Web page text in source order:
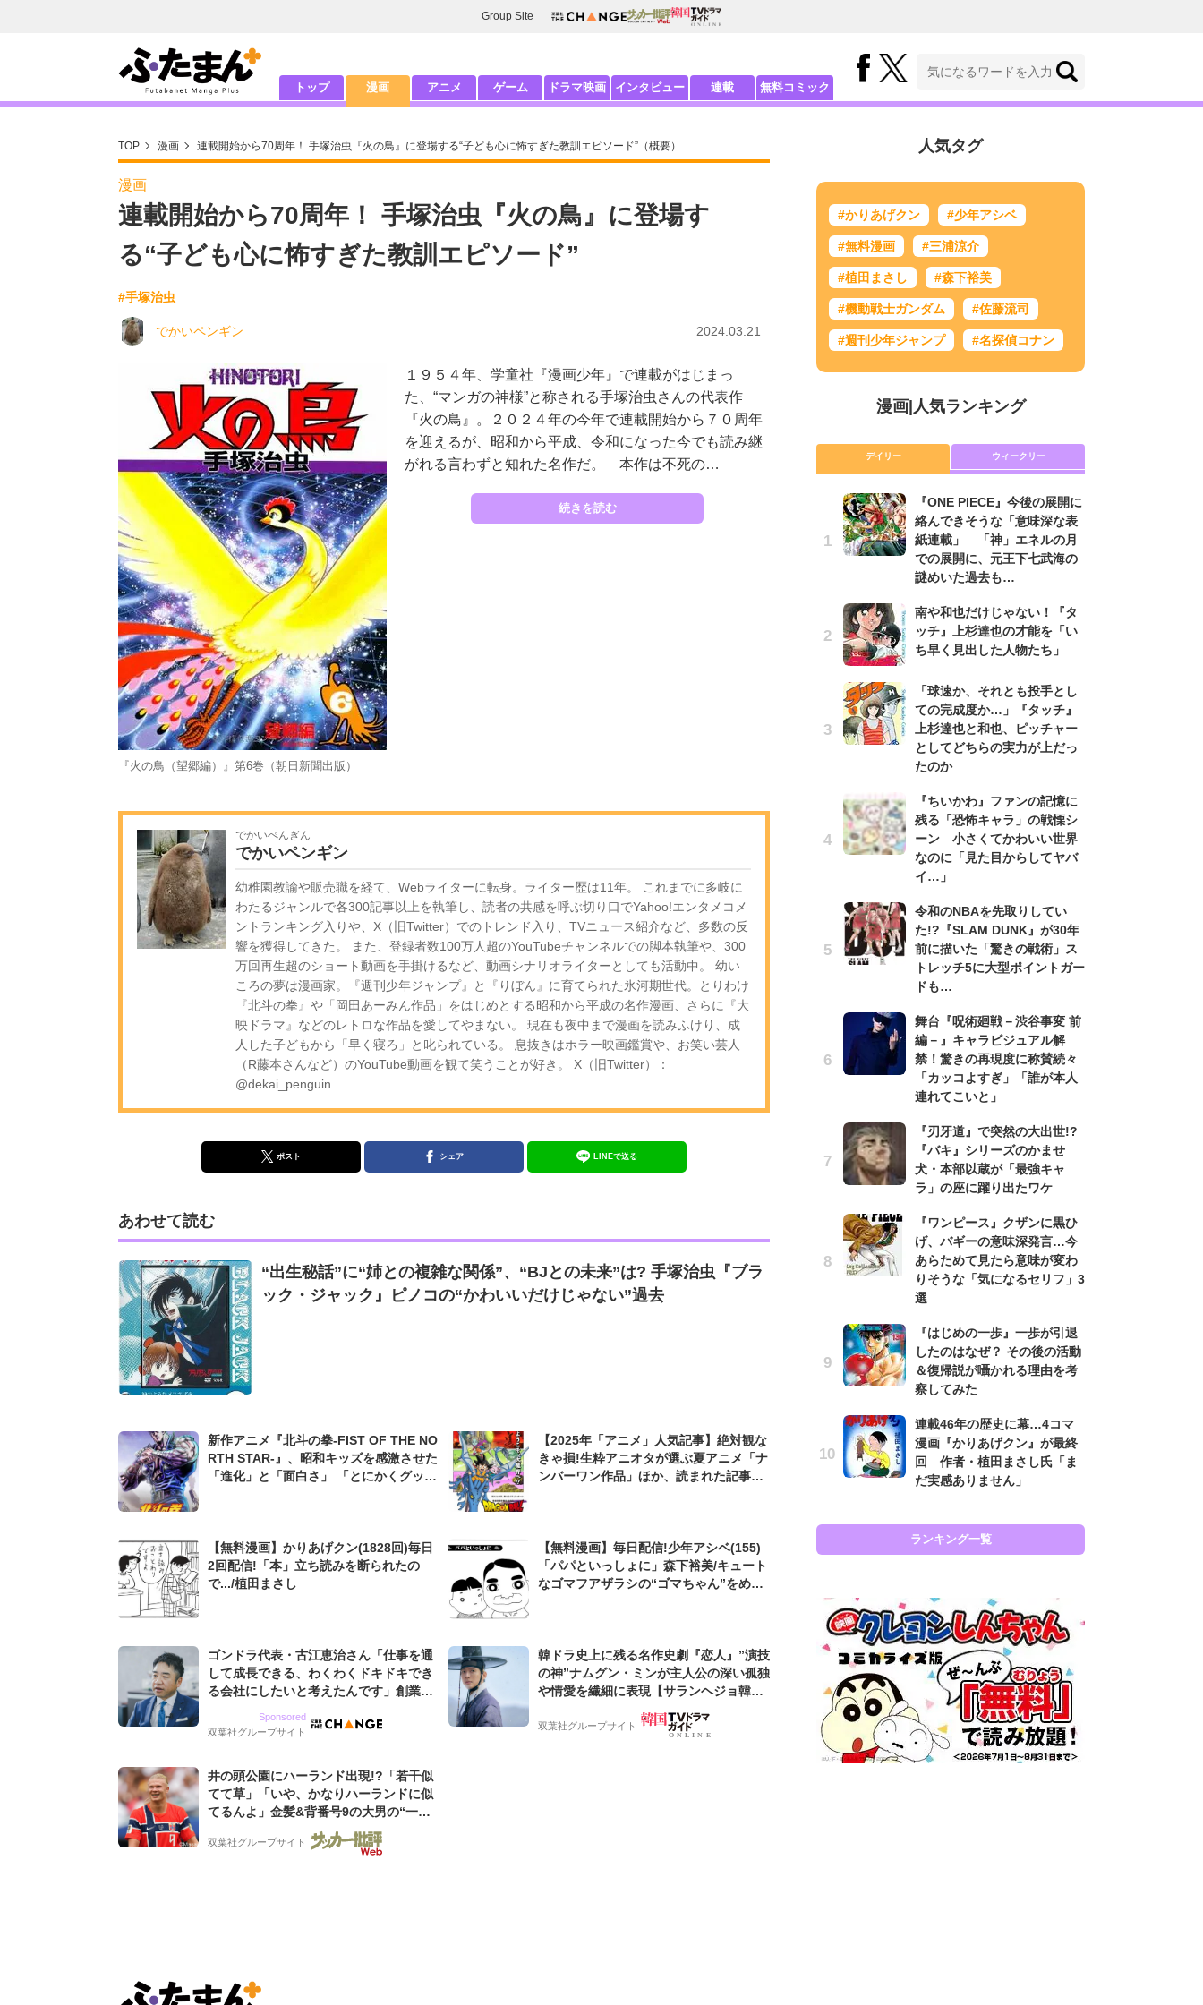
Group Site
トップ 漫画 アニメ ゲーム ドラマ映画 インタビュー 連載 無料コミック
TOP 漫画 連載開始から70周年！ 手塚治虫『火の鳥』に登場する“子ども心に怖すぎた教訓エピソード”（概要）
漫画
連載開始から70周年！ 手塚治虫『火の鳥』に登場す
る“子ども心に怖すぎた教訓エピソード”
#手塚治虫
でかいペンギン 2024.03.21
『火の鳥（望郷編）』第6巻（朝日新聞出版）
１９５４年、学童社『漫画少年』で連載がはじまっ
た、“マンガの神様”と称される手塚治虫さんの代表作
『火の鳥』。２０２４年の今年で連載開始から７０周年
を迎えるが、昭和から平成、令和になった今でも読み継
がれる言わずと知れた名作だ。 本作は不死の…
続きを読む
でかいぺんぎん
でかいペンギン
幼稚園教諭や販売職を経て、Webライターに転身。ライター歴は11年。 これまでに多岐に
わたるジャンルで各300記事以上を執筆し、読者の共感を呼ぶ切り口でYahoo!エンタメコメ
ントランキング入りや、X（旧Twitter）でのトレンド入り、TVニュース紹介など、多数の反
響を獲得してきた。 また、登録者数100万人超のYouTubeチャンネルでの脚本執筆や、300
万回再生超のショート動画を手掛けるなど、動画シナリオライターとしても活動中。 幼い
ころの夢は漫画家。『週刊少年ジャンプ』と『りぼん』に育てられた氷河期世代。とりわけ
『北斗の拳』や「岡田あーみん作品」をはじめとする昭和から平成の名作漫画、さらに『大
映ドラマ』などのレトロな作品を愛してやまない。 現在も夜中まで漫画を読みふけり、成
人した子どもから「早く寝ろ」と叱られている。 息抜きはホラー映画鑑賞や、お笑い芸人
（R藤本さんなど）のYouTube動画を観て笑うことが好き。 X（旧Twitter）：
@dekai_penguin
ポスト シェア LINEで送る
あわせて読む
“出生秘話”に“姉との複雑な関係”、“BJとの未来”は? 手塚治虫『ブラ
ック・ジャック』ピノコの“かわいいだけじゃない”過去
新作アニメ『北斗の拳‐FIST OF THE NO
RTH STAR‐』、昭和キッズを感激させた
「進化」と「面白さ」 「とにかくグッと
【2025年「アニメ」人気記事】絶対観な
きゃ損!生粋アニオタが選ぶ夏アニメ「ナ
ンバーワン作品」ほか、読まれた記事ベ
【無料漫画】かりあげクン(1828回)毎日
2回配信!「本」立ち読みを断られたの
で.../植田まさし
【無料漫画】毎日配信!少年アシベ(155)
「パパといっしょに」森下裕美/キュート
なゴマフアザラシの“ゴマちゃん”をめぐ
ゴンドラ代表・古江恵治さん「仕事を通
して成長できる、わくわくドキドキでき
る会社にしたいと考えたんです」創業来
グ会社のアイデンティティ
Sponsored
双葉社グループサイト
韓ドラ史上に残る名作史劇『恋人』”演技
の神”ナムグン・ミンが主人公の深い孤独
や情愛を繊細に表現【サランヘジョ韓ド
双葉社グループサイト
井の頭公園にハーランド出現!?「若干似
てて草」「いや、かなりハーランドに似
てるんよ」金髪&背番号9の大男の“一人
バイキング・ロー”映像が話題!「元気を
もらった」
双葉社グループサイト
人気タグ
#かりあげクン #少年アシベ
#無料漫画 #三浦涼介
#植田まさし #森下裕美
#機動戦士ガンダム #佐藤流司
#週刊少年ジャンプ #名探偵コナン
漫画| 人気ランキング
デイリー ウィークリー
『ONE PIECE』今後の展開に
絡んできそうな「意味深な表
紙連載」 「神」エネルの月
での展開に、元王下七武海の
謎めいた過去も…
南や和也だけじゃない！『タ
ッチ』上杉達也の才能を「い
ち早く見出した人物たち」
「球速か、それとも投手とし
ての完成度か…」『タッチ』
上杉達也と和也、ピッチャー
としてどちらの実力が上だっ
たのか
『ちいかわ』ファンの記憶に
残る「恐怖キャラ」の戦慄シ
ーン 小さくてかわいい世界
なのに「見た目からしてヤバ
イ…」
令和のNBAを先取りしてい
た!?『SLAM DUNK』が30年
前に描いた「驚きの戦術」ス
トレッチ5に大型ポイントガー
ドも…
舞台『呪術廻戦－渋谷事変 前
編－』キャラビジュアル解
禁！驚きの再現度に称賛続々
「カッコよすぎ」「誰が本人
連れてこいと」
『刃牙道』で突然の大出世!?
『バキ』シリーズのかませ
犬・本部以蔵が「最強キャ
ラ」の座に躍り出たワケ
『ワンピース』クザンに黒ひ
げ、バギーの意味深発言…今
あらためて見たら意味が変わ
りそうな「気になるセリフ」3
選
『はじめの一歩』一歩が引退
したのはなぜ？ その後の活動
＆復帰説が囁かれる理由を考
察してみた
連載46年の歴史に幕…4コマ
漫画『かりあげクン』が最終
回 作者・植田まさし氏「ま
だ実感ありません」
ランキング一覧